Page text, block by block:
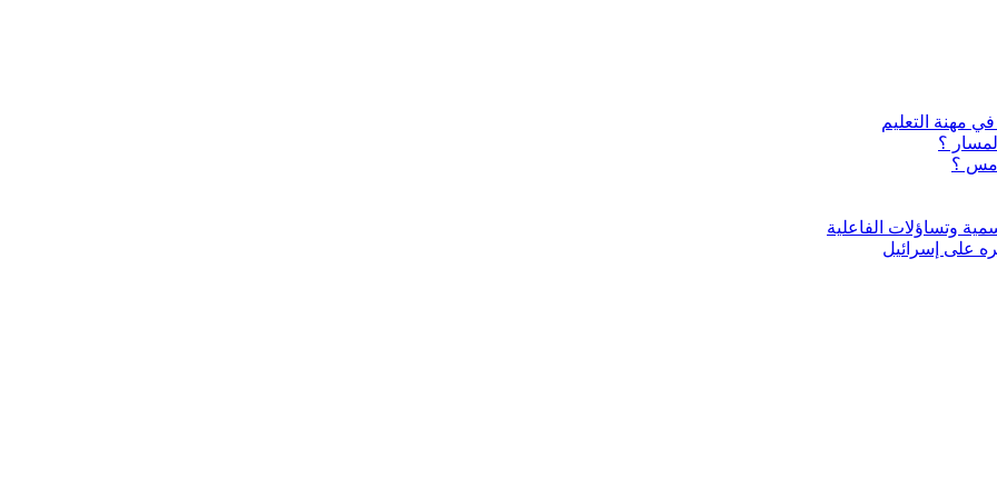
؟
؟
وتساؤلات الفاعلية
على إسرائيل